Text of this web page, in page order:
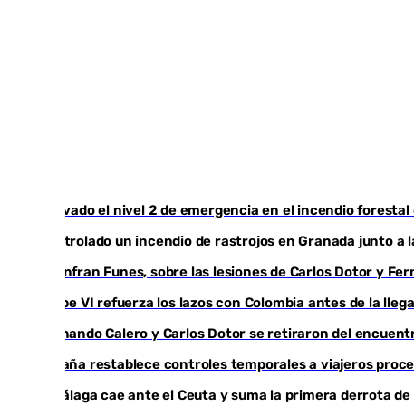
Activado el nivel 2 de emergencia en el incendio
Controlado un incendio de rastrojos en Granada junto a
Juanfran Funes, sobre las lesiones de Carlos Dotor y
Felipe VI refuerza los lazos con Colombia antes de la
Fernando Calero y Carlos Dotor se retiraron del
España restablece controles temporales a viajeros
El Málaga cae ante el Ceuta y suma la primera derrota